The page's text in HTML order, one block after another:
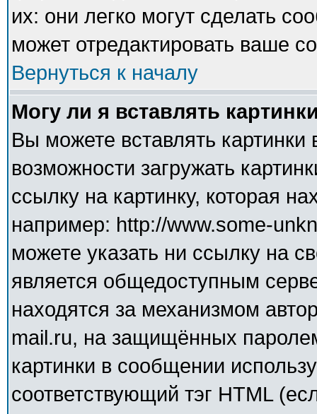
их: они легко могут сделать
может отредактировать ваше
Вернуться к началу
Могу ли я вставлять
Вы можете вставлять
возможности загружать
ссылку на картинку, которая
например: http://www.some-
можете указать ни ссылку на
является общедоступным
находятся за механизмом
mail.ru, на защищённых
картинки в сообщении
соответствующий тэг HTML